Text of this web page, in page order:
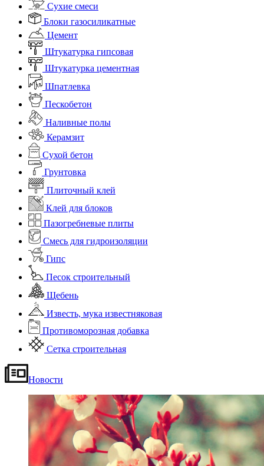
Сухие смеси
Блоки газосиликатные
Цемент
Штукатурка гипсовая
Штукатурка цементная
Шпатлевка
Пескобетон
Наливные полы
Керамзит
Сухой бетон
Грунтовка
Плиточный клей
Клей для блоков
Пазогребневые плиты
Смесь для гидроизоляции
Гипс
Песок строительный
Щебень
Известь, мука известняковая
Противоморозная добавка
Сетка строительная
Новости